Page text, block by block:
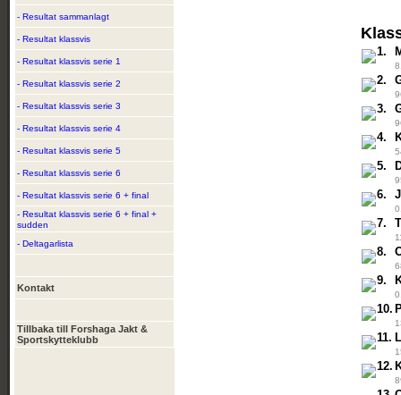
- Resultat sammanlagt
- Resultat klassvis
- Resultat klassvis serie 1
- Resultat klassvis serie 2
- Resultat klassvis serie 3
- Resultat klassvis serie 4
- Resultat klassvis serie 5
- Resultat klassvis serie 6
- Resultat klassvis serie 6 + final
- Resultat klassvis serie 6 + final +
sudden
- Deltagarlista
Kontakt
Tillbaka till Forshaga Jakt &
Sportskytteklubb
1.
2.
3.
4.
5.
6.
7.
8.
9.
10.
11.
12.